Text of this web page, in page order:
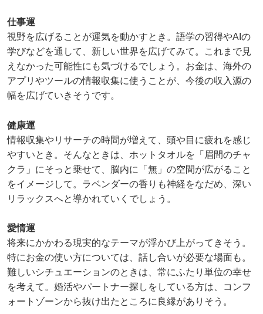
仕事運
視野を広げることが運気を動かすとき。語学の習得やAIの
学びなどを通して、新しい世界を広げてみて。これまで見
えなかった可能性にも気づけるでしょう。お金は、海外の
アプリやツールの情報収集に使うことが、今後の収入源の
幅を広げていきそうです。
健康運
情報収集やリサーチの時間が増えて、頭や目に疲れを感じ
やすいとき。そんなときは、ホットタオルを「眉間のチャ
クラ」にそっと乗せて、脳内に「無」の空間が広がること
をイメージして。ラベンダーの香りも神経をなだめ、深い
リラックスへと導かれていくでしょう。
愛情運
将来にかかわる現実的なテーマが浮かび上がってきそう。
特にお金の使い方については、話し合いが必要な場面も。
難しいシチュエーションのときは、常にふたり単位の幸せ
を考えて。婚活やパートナー探しをしている方は、コンフ
ォートゾーンから抜け出たところに良縁がありそう。